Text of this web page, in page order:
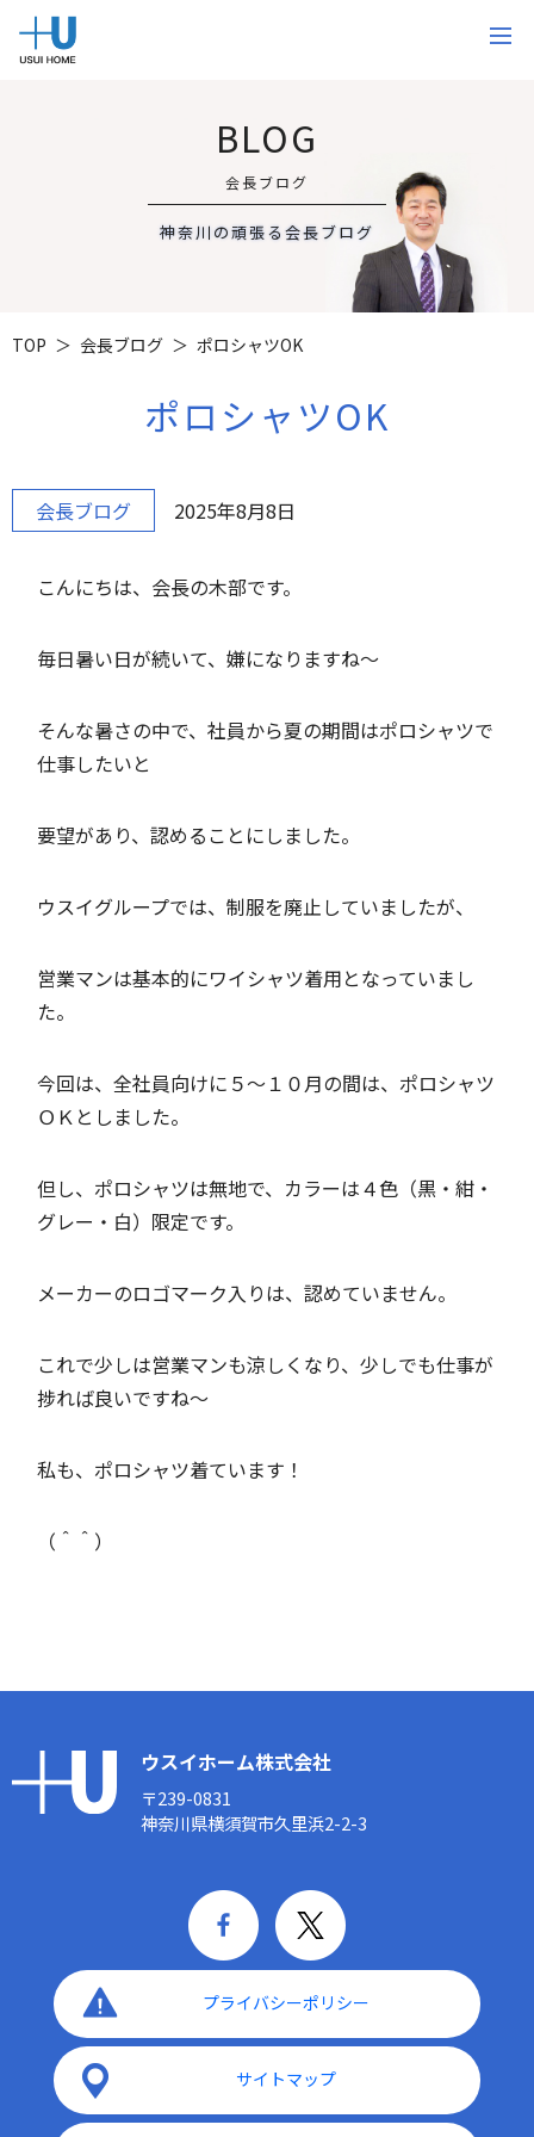
BLOG
会長ブログ
神奈川の頑張る会長ブログ
TOP 会長ブログ ポロシャツOK
ポロシャツOK
会長ブログ 2025年8月8日
こんにちは、会長の木部です。
毎日暑い日が続いて、嫌になりますね～
そんな暑さの中で、社員から夏の期間はポロシャツで
仕事したいと
要望があり、認めることにしました。
ウスイグループでは、制服を廃止していましたが、
営業マンは基本的にワイシャツ着用となっていまし
た。
今回は、全社員向けに５～１０月の間は、ポロシャツ
ＯＫとしました。
但し、ポロシャツは無地で、カラーは４色（黒・紺・
グレー・白）限定です。
メーカーのロゴマーク入りは、認めていません。
これで少しは営業マンも涼しくなり、少しでも仕事が
捗れば良いですね～
私も、ポロシャツ着ています！
（＾＾）
ウスイホーム株式会社
〒239-0831
神奈川県横須賀市久里浜2-2-3
プライバシーポリシー
サイトマップ